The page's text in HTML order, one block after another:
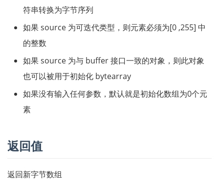
符串转换为字节序列
如果 source 为可迭代类型，则元素必须为[0 ,255] 中
的整数
如果 source 为与 buffer 接口一致的对象，则此对象
也可以被用于初始化 bytearray
如果没有输入任何参数，默认就是初始化数组为0个元
素
返回值
返回新字节数组